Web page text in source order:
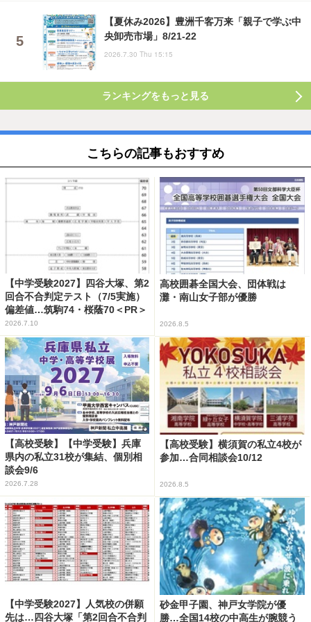
【夏休み2026】豊洲千客万来「親子で学ぶ中
央卸売市場」8/21-22
2026.7.30 Thu 15:15
ランキングをもっと見る
こちらの記事もおすすめ
【中学受験2027】四谷大塚、第2
回合不合判定テスト（7/5実施）
偏差値…筑駒74・桜蔭70＜PR＞
2026.7.10
高校囲碁全国大会、団体戦は
灘・南山女子部が優勝
2026.8.5
【高校受験】【中学受験】兵庫
県内の私立31校が集結、個別相
談会9/6
2026.7.28
【高校受験】横須賀の私立4校が
参加…合同相談会10/12
2026.8.5
【中学受験2027】人気校の併願
先は…四谷大塚「第2回合不合判
砂金甲子園、神戸女学院が優
勝…全国14校の中高生が腕競う